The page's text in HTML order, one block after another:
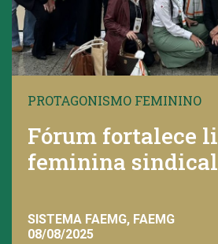
PROTAGONISMO FEMININO
Fórum fortalece
feminina
SISTEMA FAEMG, FAEMG
08/08/2025